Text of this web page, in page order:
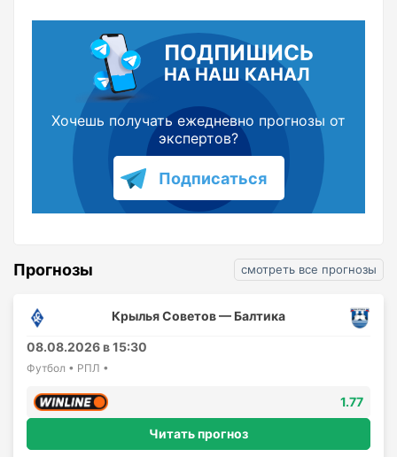
ПОДПИШИСЬ
НА НАШ КАНАЛ
Хочешь получать ежедневно прогнозы от
экспертов?
Подписаться
Прогнозы смотреть все прогнозы
Крылья Советов — Балтика
08.08.2026 в 15:30
Футбол • РПЛ •
1.77
Читать прогноз